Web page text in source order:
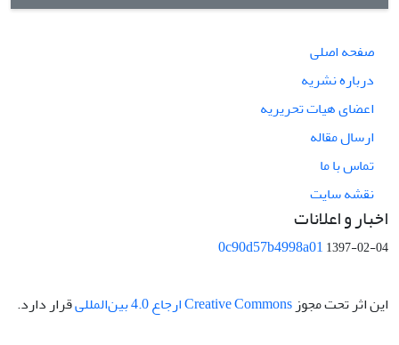
صفحه اصلی
درباره نشریه
اعضای هیات تحریریه
ارسال مقاله
تماس با ما
نقشه سایت
اخبار و اعلانات
0c90d57b4998a011397-02-04
این اثر تحت مجوز Creative Commons ارجاع 4.0 بین‌المللی قرار دارد.